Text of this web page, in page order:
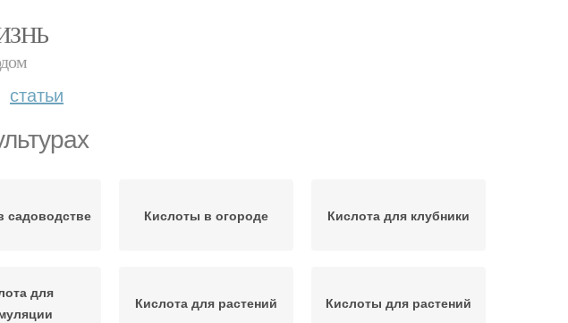
статьи
садоводстве Кислоты в огороде Кислота для клубники
для
Кислота для растений Кислоты для растений